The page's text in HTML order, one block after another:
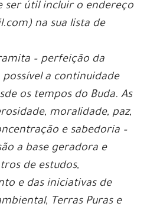
ser útil incluir o endereço
na sua lista de
– perfeição da
a continuidade
os tempos do Buda. As
moralidade, paz,
e sabedoria –
a base geradora e
de estudos,
e das iniciativas de
Terras Puras e